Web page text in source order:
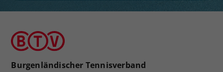
Burgenländischer Tennisverband